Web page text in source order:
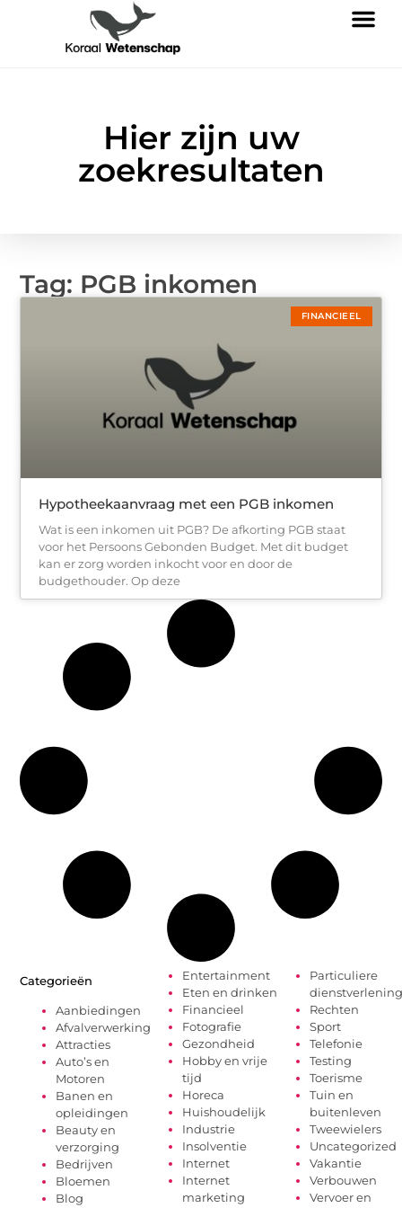
Hier zijn uw
zoekresultaten
Tag: PGB inkomen
FINANCIEEL
Hypotheekaanvraag met een PGB inkomen
Wat is een inkomen uit PGB? De afkorting PGB staat
voor het Persoons Gebonden Budget. Met dit budget
kan er zorg worden inkocht voor en door de
budgethouder. Op deze
Categorieën
Aanbiedingen
Afvalverwerking
Attracties
Auto’s en
Motoren
Banen en
opleidingen
Beauty en
verzorging
Bedrijven
Bloemen
Blog
Entertainment
Eten en drinken
Financieel
Fotografie
Gezondheid
Hobby en vrije
tijd
Horeca
Huishoudelijk
Industrie
Insolventie
Internet
Internet
marketing
Particuliere
dienstverlening
Rechten
Sport
Telefonie
Testing
Toerisme
Tuin en
buitenleven
Tweewielers
Uncategorized
Vakantie
Verbouwen
Vervoer en